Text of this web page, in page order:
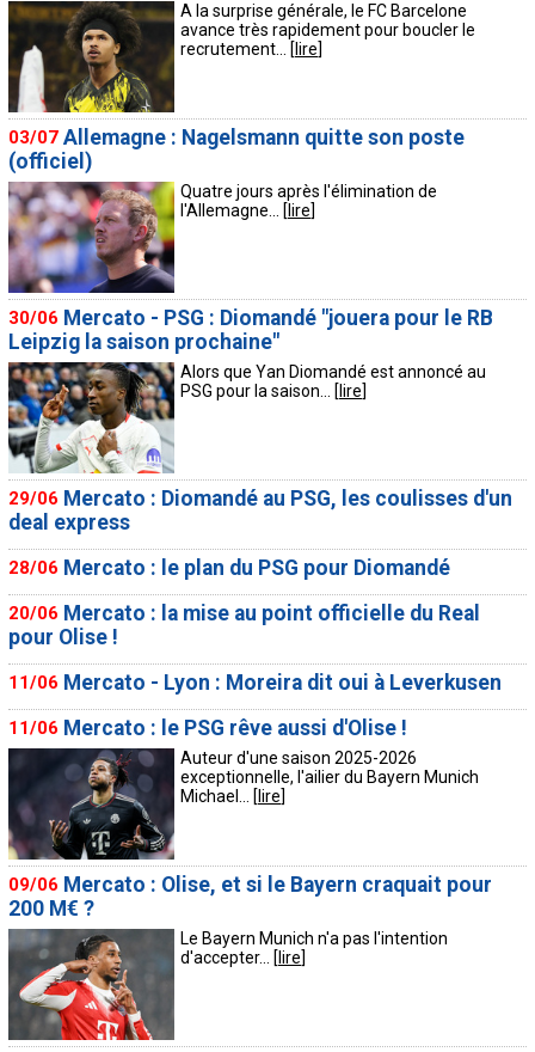
A la surprise générale, le FC Barcelone
avance très rapidement pour boucler le
recrutement... [ lire]
03/07 Allemagne : Nagelsmann quitte son poste
(officiel)
Quatre jours après l'élimination de
l'Allemagne... [ lire]
30/06 Mercato - PSG : Diomandé "jouera pour le RB
Leipzig la saison prochaine"
Alors que Yan Diomandé est annoncé au
PSG pour la saison... [ lire]
29/06 Mercato : Diomandé au PSG, les coulisses d'un
deal express
28/06 Mercato : le plan du PSG pour Diomandé
20/06 Mercato : la mise au point officielle du Real
pour Olise !
11/06 Mercato - Lyon : Moreira dit oui à Leverkusen
11/06 Mercato : le PSG rêve aussi d'Olise !
Auteur d'une saison 2025-2026
exceptionnelle, l'ailier du Bayern Munich
Michael... [ lire]
09/06 Mercato : Olise, et si le Bayern craquait pour
200 M€ ?
Le Bayern Munich n'a pas l'intention
d'accepter... [ lire]